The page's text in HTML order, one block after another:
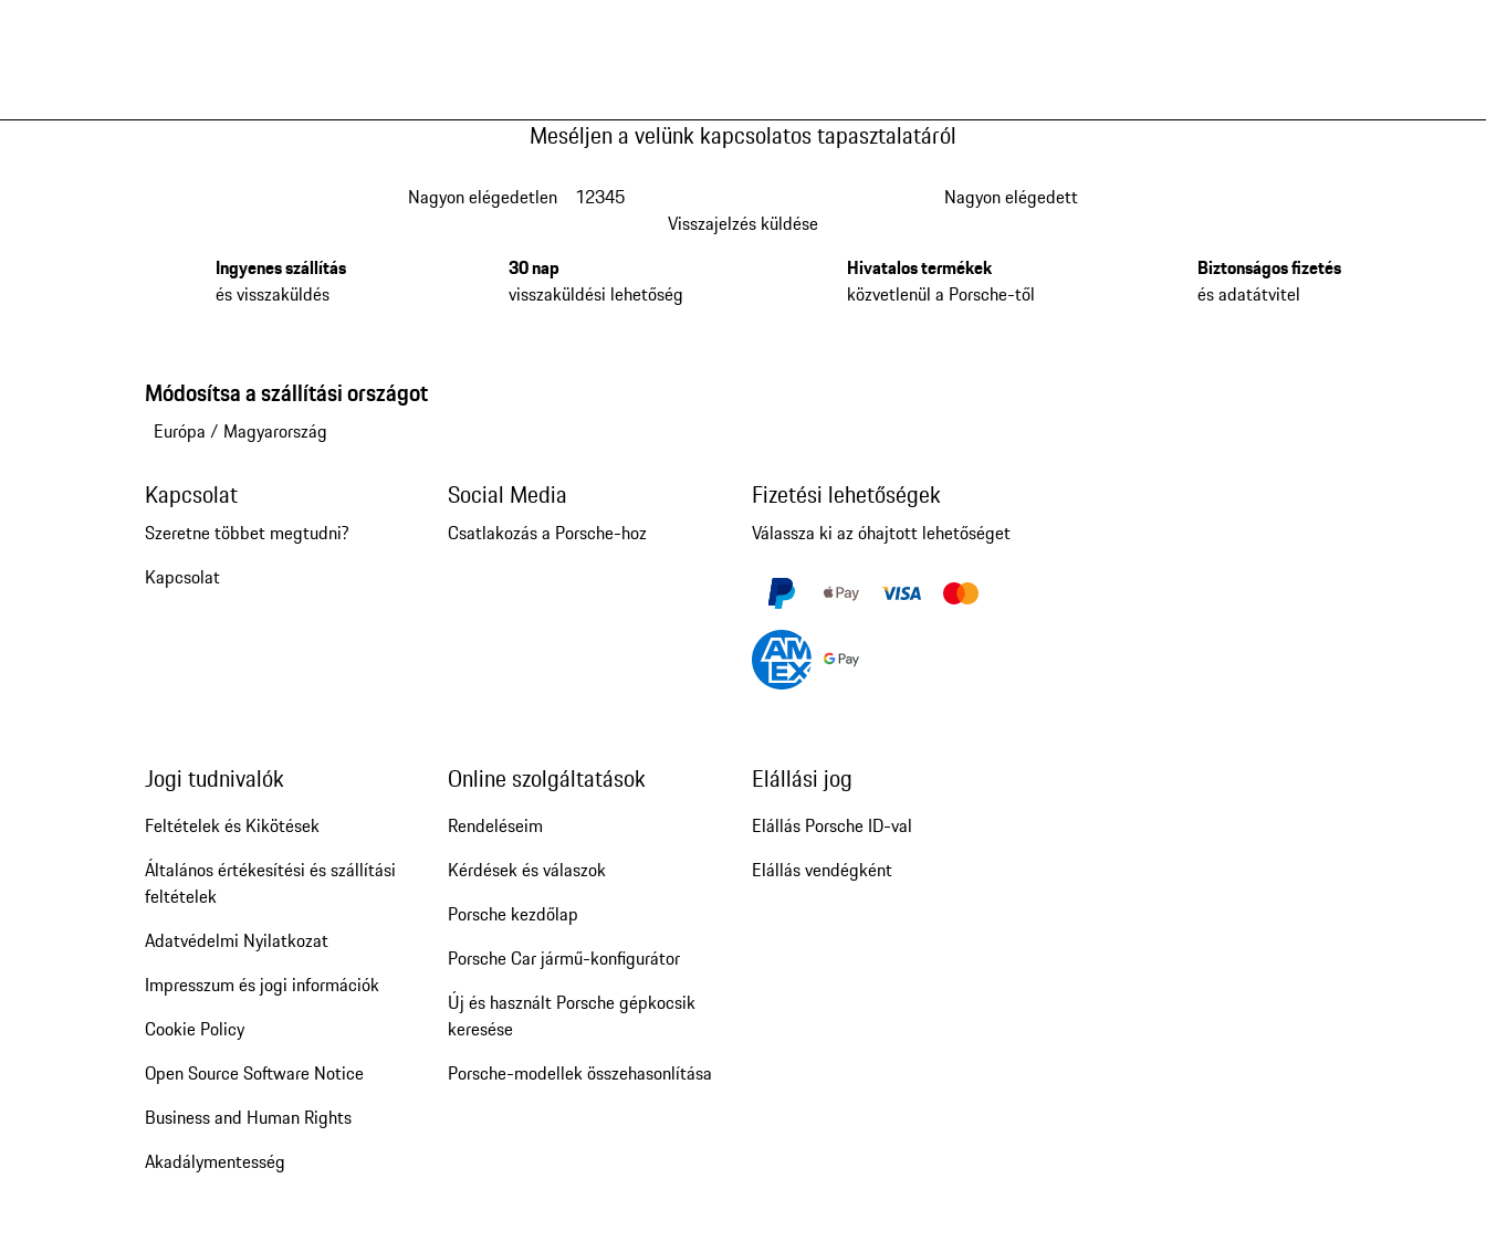
Meséljen a velünk kapcsolatos tapasztalatáról
Nagyon elégedetlen 12345
Nagyon elégedett
Visszajelzés küldése
Ingyenes szállítás
és visszaküldés
30 nap
visszaküldési lehetőség
Hivatalos termékek
közvetlenül a Porsche-től
Biztonságos fizetés
és adatátvitel
Módosítsa a szállítási országot
Európa / Magyarország
Kapcsolat
Szeretne többet megtudni?
Kapcsolat
Social Media
Csatlakozás a Porsche-hoz
Fizetési lehetőségek
Válassza ki az óhajtott lehetőséget
Jogi tudnivalók
Feltételek és Kikötések
Általános értékesítési és szállítási
feltételek
Adatvédelmi Nyilatkozat
Impresszum és jogi információk
Cookie Policy
Open Source Software Notice
Business and Human Rights
Akadálymentesség
Online szolgáltatások
Rendeléseim
Kérdések és válaszok
Porsche kezdőlap
Porsche Car jármű-konfigurátor
Új és használt Porsche gépkocsik
keresése
Porsche-modellek összehasonlítása
Elállási jog
Elállás Porsche ID-val
Elállás vendégként